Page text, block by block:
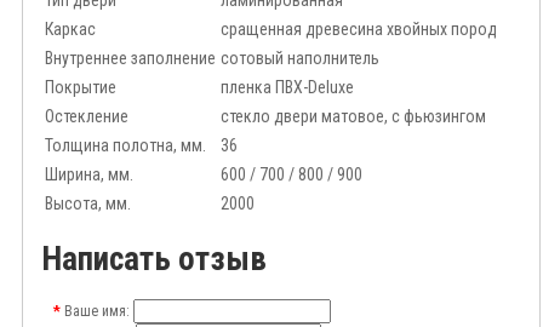
Каркас
сращенная древесина хвойных пород
Внутреннее заполнение сотовый наполнитель
Покрытие
пленка ПВХ-Deluxe
Остекление
стекло двери матовое, с фьюзингом
Толщина полотна, мм.
36
Ширина, мм.
600 / 700 / 800 / 900
Высота, мм.
2000
Написать отзыв
Ваше имя: